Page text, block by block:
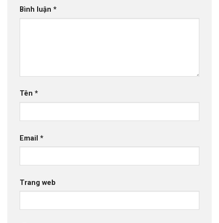
Bình luận *
Tên *
Email *
Trang web